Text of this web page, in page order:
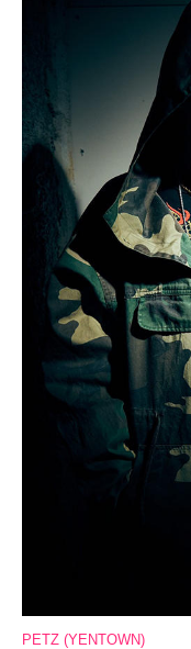
PETZ (YENTOWN)